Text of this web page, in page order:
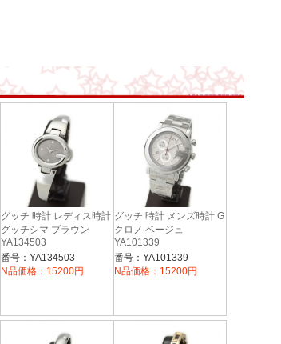
グッチ 時計 レディス時計
グッチシマ ブラウン
YA134503
番号：YA134503
N品価格：15200円
グッチ 時計 メンズ時計 G
クロノ ベージュ
YA101339
番号：YA101339
N品価格：15200円